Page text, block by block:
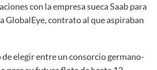
con la empresa sueca Saab para
contrato al que aspiraban
de elegir entre un consorcio germano-